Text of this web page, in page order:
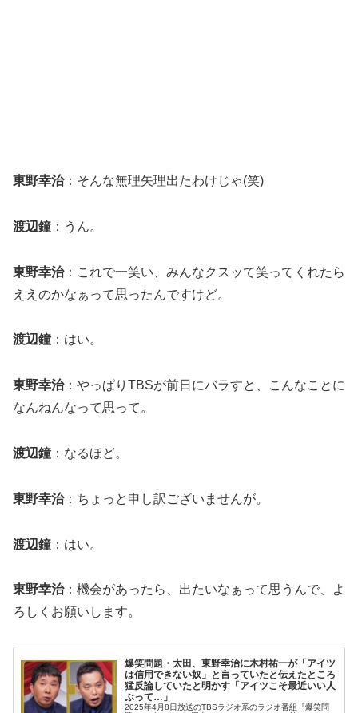
東野幸治：そんな無理矢理出たわけじゃ(笑)
渡辺鐘：うん。
東野幸治：これで一笑い、みんなクスッて笑ってくれたら
ええのかなぁって思ったんですけど。
渡辺鐘：はい。
東野幸治：やっぱりTBSが前日にバラすと、こんなことに
なんねんなって思って。
渡辺鐘：なるほど。
東野幸治：ちょっと申し訳ございませんが。
渡辺鐘：はい。
東野幸治：機会があったら、出たいなぁって思うんで、よ
ろしくお願いします。
爆笑問題・太田、東野幸治に木村祐一が「アイツ
は信用できない奴」と言っていたと伝えたところ
猛反論していたと明かす「アイツこそ最近いい人
ぶって…」
2025年4月8日放送のTBSラジオ系のラジオ番組『爆笑問